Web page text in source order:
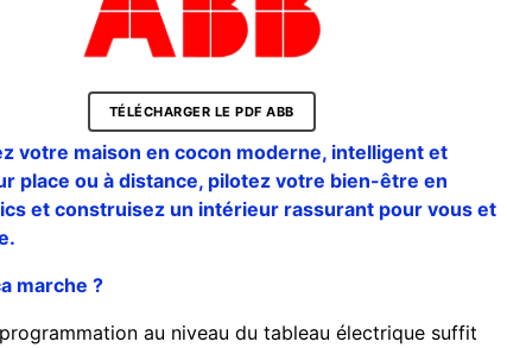
TÉLÉCHARGER LE PDF ABB
votre maison en cocon moderne, intelligent et
place ou à distance, pilotez votre bien-être en
et construisez un intérieur rassurant pour vous et
marche ?
au niveau du tableau électrique suffit